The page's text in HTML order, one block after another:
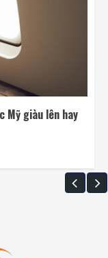
Mỹ giàu lên hay